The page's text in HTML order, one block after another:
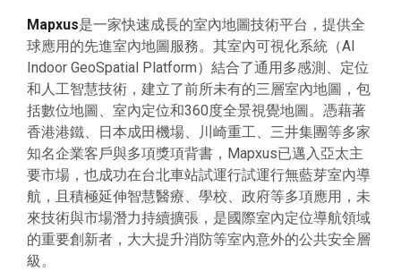
Mapxus是一家快速成長的室內地圖技術平台，提供全
球應用的先進室內地圖服務。其室內可視化系統（AI
Indoor GeoSpatial Platform）結合了通用多感測、定位
和人工智慧技術，建立了前所未有的三層室內地圖，包
括數位地圖、室內定位和360度全景視覺地圖。憑藉著
香港港鐵、日本成田機場、川崎重工、三井集團等多家
知名企業客戶與多項獎項背書，Mapxus已邁入亞太主
要市場，也成功在台北車站試運行試運行無藍芽室內導
航，且積極延伸智慧醫療、學校、政府等多項應用，未
來技術與市場潛力持續擴張，是國際室內定位導航領域
的重要創新者，大大提升消防等室內意外的公共安全層
級。